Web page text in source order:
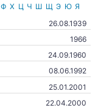
Ф Х Ц Ч Ш Щ Э Ю Я
26.08.1939
1966
24.09.1960
08.06.1992
25.01.2001
22.04.2000